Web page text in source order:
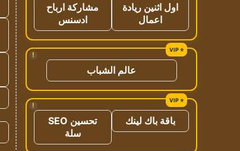
اول اثنين ريادة
اعمال
مشاركة ارباح
ادسنس
!
عالم الشباب
!
باقة باك لينك
تحسين SEO
سلة